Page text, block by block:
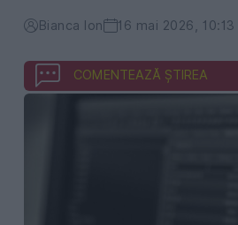
Bianca Ion 16 mai 2026, 10:13
COMENTEAZĂ ȘTIREA